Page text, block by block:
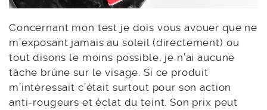
Concernant mon test je dois vous avouer que ne
m’exposant jamais au soleil (directement) ou
tout disons le moins possible, je n’ai aucune
tâche brûne sur le visage. Si ce produit
m’intéressait c’était surtout pour son action
anti-rougeurs et éclat du teint. Son prix peut